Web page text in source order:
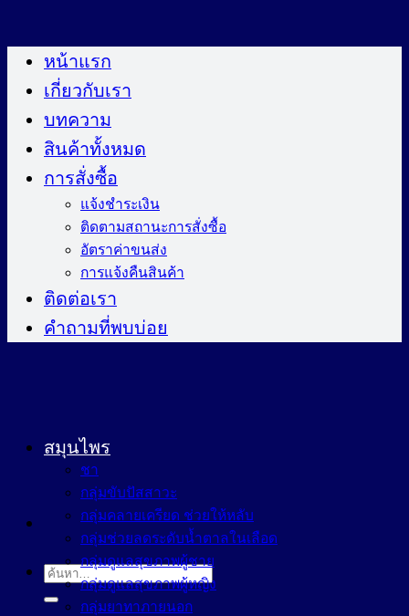
ไป
หน้าแรก
เกี่ยวกับเรา
บทความ
สินค้าทั้งหมด
การสั่งซื้อ
แจ้งชำระเงิน
ติดตามสถานะการสั่งซื้อ
อัตราค่าขนส่ง
การแจ้งคืนสินค้า
ติดต่อเรา
คำถามที่พบบ่อย
ค้นหา:
สมุนไพร
ชา
กลุ่มขับปัสสาวะ
กลุ่มคลายเครียด ช่วยให้หลับ
กลุ่มช่วยลดระดับน้ำตาลในเลือด
กลุ่มดูแลสุขภาพผู้ชาย
กลุ่มดูแลสุขภาพผู้หญิง
กลุ่มยาทาภายนอก